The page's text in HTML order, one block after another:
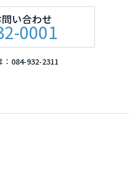
い合わせ
0001
084-932-2311